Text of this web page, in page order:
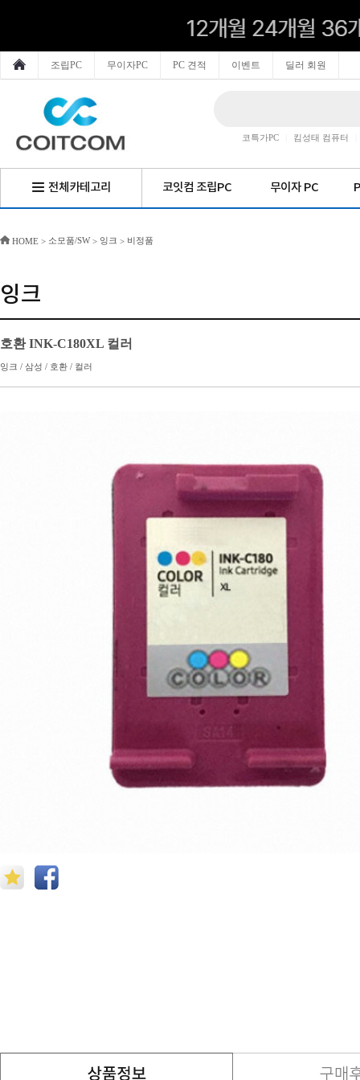
조립PC 무이자PC PC 견적 이벤트 딜러 회원
코특가PC 킴성태 컴퓨터
전체카테고리 코잇컴 조립PC 무이자 PC
HOME > 소모품/SW> 잉크 > 비정품
잉크
호환 INK-C180XL 컬러
잉크 / 삼성 / 호환 / 컬러